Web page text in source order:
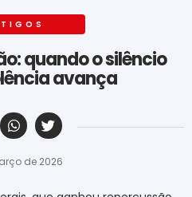
quando o silêncio
avança
de 2026